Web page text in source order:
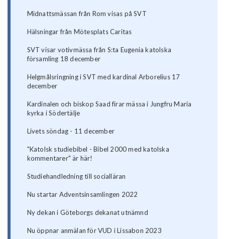
Midnattsmässan från Rom visas på SVT
Hälsningar från Mötesplats Caritas
SVT visar votivmässa från S:ta Eugenia katolska
församling 18 december
Helgmålsringning i SVT med kardinal Arborelius 17
december
Kardinalen och biskop Saad firar mässa i Jungfru Maria
kyrka i Södertälje
Livets söndag - 11 december
"Katolsk studiebibel - Bibel 2000 med katolska
kommentarer" är här!
Studiehandledning till socialläran
Nu startar Adventsinsamlingen 2022
Ny dekan i Göteborgs dekanat utnämnd
Nu öppnar anmälan för VUD i Lissabon 2023